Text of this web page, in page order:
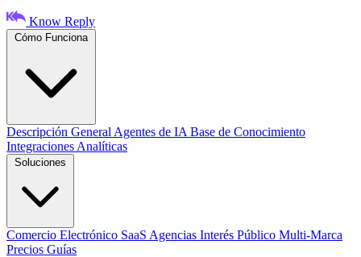
Know Reply
Cómo Funciona
Descripción General Agentes de IA Base de Conocimiento
Integraciones Analíticas
Comercio Electrónico SaaS Agencias Interés Público Multi-Marca
Precios Guías